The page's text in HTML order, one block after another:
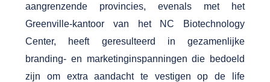
aangrenzende provincies, evenals met het
Greenville-kantoor van het NC Biotechnology
Center, heeft geresulteerd in gezamenlijke
branding- en marketinginspanningen die bedoeld
zijn om extra aandacht te vestigen op de life